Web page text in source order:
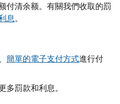
付清余额。有關我們收取的罰
息。
簡單的電子支付方式進行付
多罰款和利息。